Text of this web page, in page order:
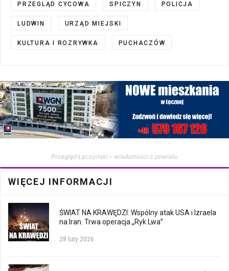
PRZEGLĄD CYCOWA SPICZYN POLICJA
LUDWIN URZĄD MIEJSKI
KULTURA I ROZRYWKA PUCHACZÓW
Przegląd Łęczyński – wiadomości z powiatu
WIĘCEJ INFORMACJI
ŚWIAT NA KRAWĘDZI: Wspólny atak USA i Izraela
na Iran. Trwa operacja „Ryk Lwa”
28 luty 2026